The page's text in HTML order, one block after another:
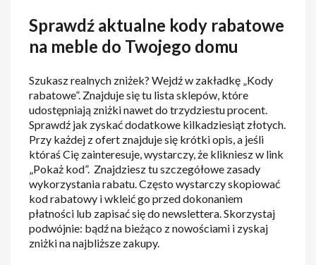
Sprawdź aktualne kody rabatowe
na meble do Twojego domu
Szukasz realnych zniżek? Wejdź w zakładkę „Kody
rabatowe”. Znajduje się tu lista sklepów, które
udostępniają zniżki nawet do trzydziestu procent.
Sprawdź jak zyskać dodatkowe kilkadziesiąt złotych.
Przy każdej z ofert znajduje się krótki opis, a jeśli
któraś Cię zainteresuje, wystarczy, że klikniesz w link
„Pokaż kod”. Znajdziesz tu szczegółowe zasady
wykorzystania rabatu. Często wystarczy skopiować
kod rabatowy i wkleić go przed dokonaniem
płatności lub zapisać się do newslettera. Skorzystaj
podwójnie: bądź na bieżąco z nowościami i zyskaj
zniżki na najbliższe zakupy.